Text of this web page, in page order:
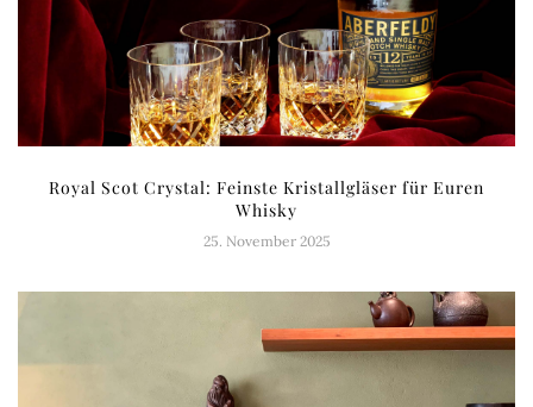
Royal Scot Crystal: Feinste Kristallgläser für Euren
Whisky
25. November 2025